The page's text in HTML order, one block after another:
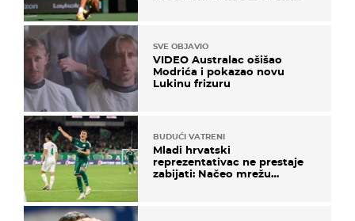
SVE OBJAVIO
VIDEO Australac ošišao
Modrića i pokazao novu
Lukinu frizuru
BUDUĆI VATRENI
Mladi hrvatski
reprezentativac ne prestaje
zabijati: Načeo mrežu